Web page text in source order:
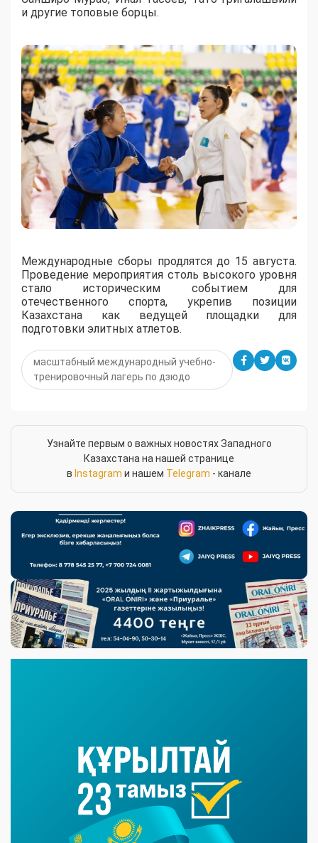
и другие топовые борцы.
Международные сборы продлятся до 15 августа.
Проведение мероприятия столь высокого уровня
стало историческим событием для
отечественного спорта, укрепив позиции
Казахстана как ведущей площадки для
подготовки элитных атлетов.
масштабный международный учебно-
тренировочный лагерь по дзюдо
Узнайте первым о важных новостях Западного
Казахстана на нашей странице
в Instagram и нашем Telegram - канале